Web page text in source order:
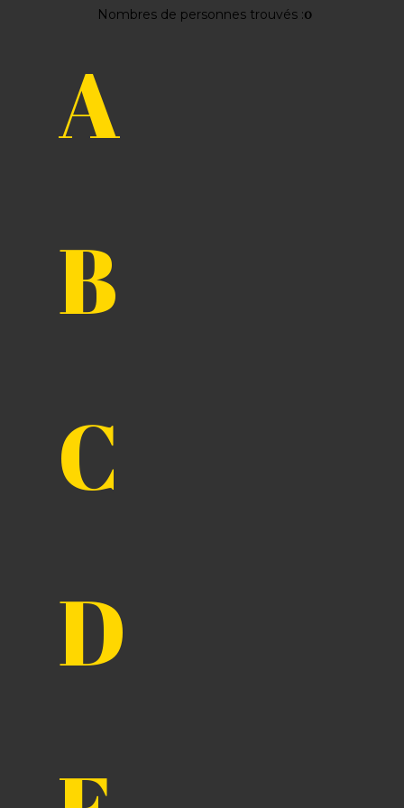
Nombres de personnes trouvés :0
RECHERCHER
A
B
C
D